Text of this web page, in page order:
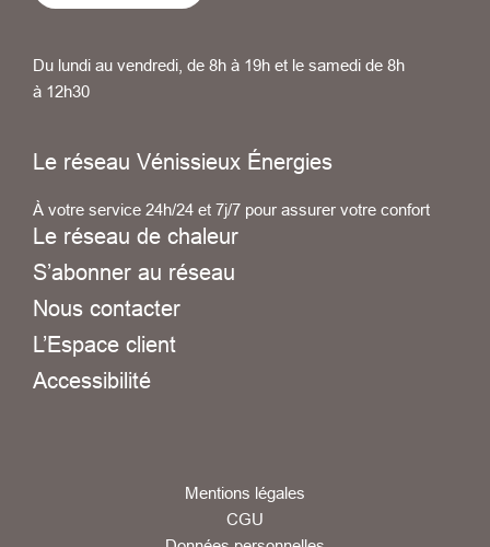
Du lundi au vendredi, de 8h à 19h et le samedi de 8h
à 12h30
Le réseau Vénissieux Énergies
À votre service 24h/24 et 7j/7 pour assurer votre confort
Le réseau de chaleur
S’abonner au réseau
Nous contacter
L’Espace client
Accessibilité
Mentions légales
CGU